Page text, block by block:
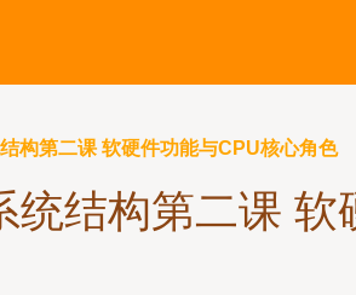
构第二课 软硬件功能与CPU核心角色
统结构第二课